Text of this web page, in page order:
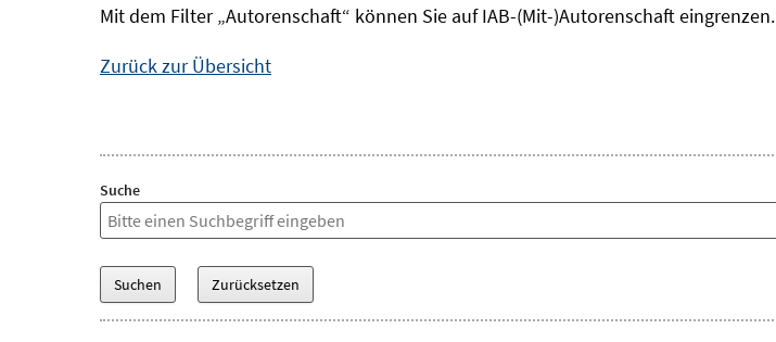
Mit dem Filter „Autorenschaft“ können Sie auf IAB-(Mit-)Autorenschaft eingrenzen.
Zurück zur Übersicht
Suche